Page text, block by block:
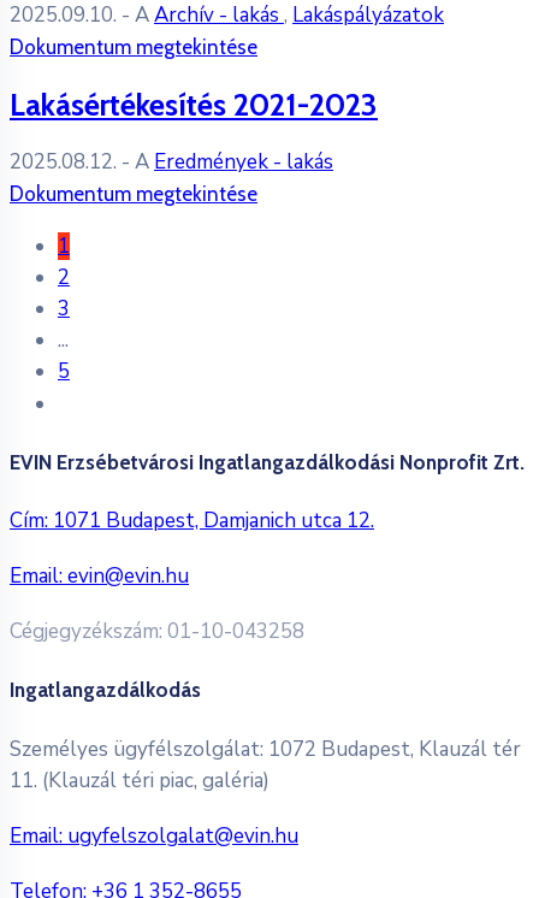
2025.09.10. - AArchív - lakás , Lakáspályázatok
Dokumentum megtekintése
Lakásértékesítés 2021-2023
2025.08.12. - A Eredmények - lakás
Dokumentum megtekintése
1
2
3
...
5
EVIN Erzsébetvárosi Ingatlangazdálkodási Nonprofit Zrt.
Cím: 1071 Budapest, Damjanich utca 12.
Email:evin@evin.hu
Cégjegyzékszám: 01-10-043258
Ingatlangazdálkodás
Személyes ügyfélszolgálat: 1072 Budapest, Klauzál tér
11. (Klauzál téri piac, galéria)
Email: ugyfelszolgalat@evin.hu
Telefon: +36 1 352-8655